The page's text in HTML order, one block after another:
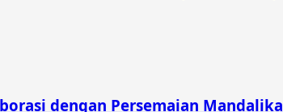
dengan Persemaian Mandalika